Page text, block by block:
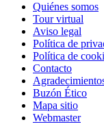
Quiénes somos
Tour virtual
Aviso legal
Política de
Política de
Contacto
Buzón Ético
Mapa sitio
Webmaster